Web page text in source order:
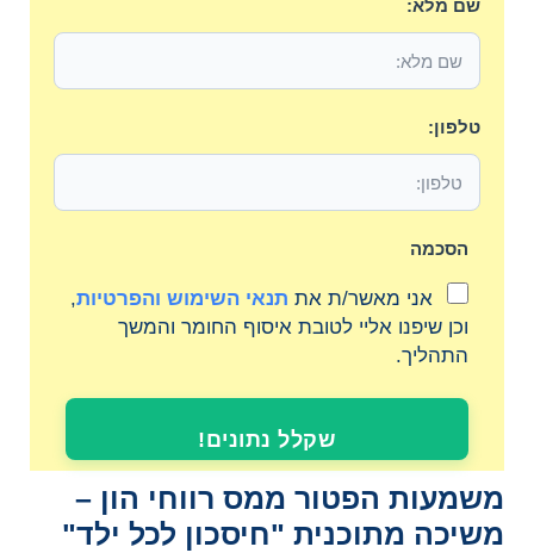
שם מלא:
טלפון:
הסכמה
אני מאשר/ת את תנאי השימוש והפרטיות,
וכן שיפנו אליי לטובת איסוף החומר והמשך
התהליך.
שקלל נתונים!
משמעות הפטור ממס רווחי הון –
משיכה מתוכנית "חיסכון לכל ילד"